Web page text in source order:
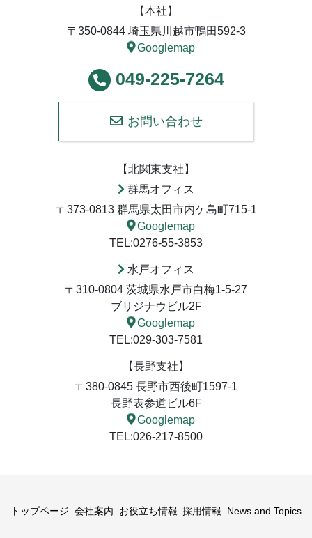
【本社】
〒350-0844 埼玉県川越市鴨田592-3
Googlemap
049-225-7264
お問い合わせ
【北関東支社】
群馬オフィス
〒373-0813 群馬県太田市内ケ島町715-1
Googlemap
TEL:0276-55-3853
水戸オフィス
〒310-0804 茨城県水戸市白梅1-5-27
ブリジナウビル2F
Googlemap
TEL:029-303-7581
【長野支社】
〒380-0845 長野市西後町1597-1
長野表参道ビル6F
Googlemap
TEL:026-217-8500
トップページ 会社案内 お役立ち情報 採用情報 News and Topics